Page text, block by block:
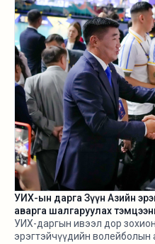
УИХ-ын дарга Зүүн Азийн
аварга шалгаруулах
УИХ-даргын ивээл дор
эрэгтэйчүүдийн волейболын